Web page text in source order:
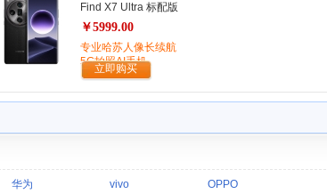
Find X7 Ultra 标配版
￥5999.00
专业哈苏人像长续航
5G拍照AI手机
立即购买
华为 vivo OPPO